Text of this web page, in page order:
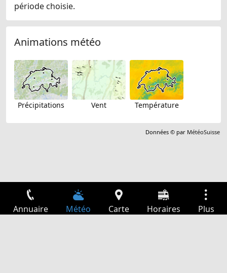
période choisie.
Animations météo
Précipitations Vent Température
Données © par MétéoSuisse
Annuaire Météo Carte Horaires Plus